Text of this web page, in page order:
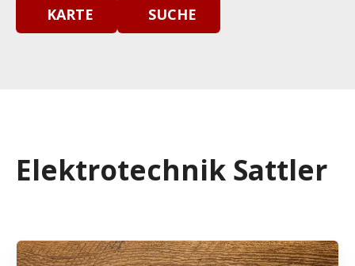
KARTE SUCHE
Elektrotechnik Sattler